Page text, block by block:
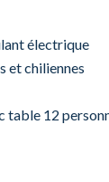
électrique
et chiliennes
table 12